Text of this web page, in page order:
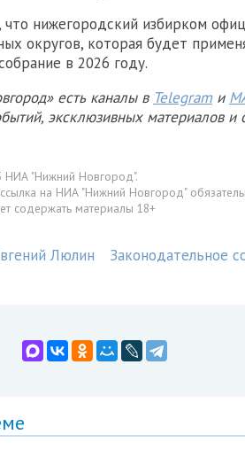
что нижегородский избирком
округов, которая будет
в 2026 году.
есть каналы в Telegram и
эксклюзивных материалов
"Нижний Новгород".
на НИА "Нижний Новгород"
содержать материалы 18+
Люлин Законодательное